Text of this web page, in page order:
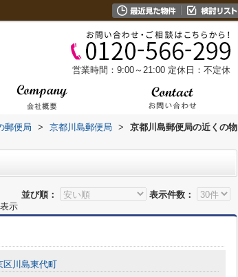
営業時間：9:00～21:00 定休日：不定休
郵便局 > 京都川島郵便局 >
京都川島郵便局の近くの物
並び順： 表示件数：
示
区川島東代町